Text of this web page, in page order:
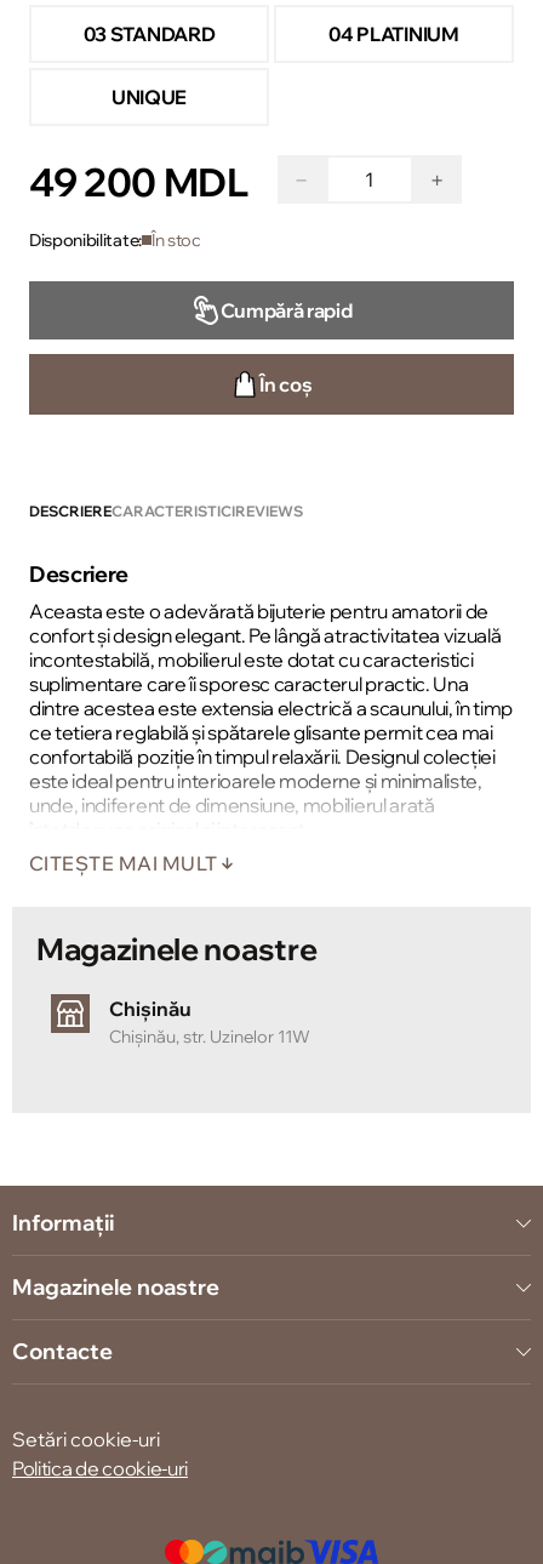
03 STANDARD 04 PLATINIUM
UNIQUE
49 200 MDL − +
Disponibilitate: În stoc
Cumpără rapid
În coș
DESCRIERECARACTERISTICIREVIEWS
Descriere
Aceasta este o adevărată bijuterie pentru amatorii de
confort și design elegant. Pe lângă atractivitatea vizuală
incontestabilă, mobilierul este dotat cu caracteristici
suplimentare care îi sporesc caracterul practic. Una
dintre acestea este extensia electrică a scaunului, în timp
ce tetiera reglabilă și spătarele glisante permit cea mai
confortabilă poziție în timpul relaxării. Designul colecției
este ideal pentru interioarele moderne și minimaliste,
unde, indiferent de dimensiune, mobilierul arată
întotdeauna original și interesant.
CITEȘTE MAI MULT
Magazinele noastre
Chișinău
Chișinău, str. Uzinelor 11W
Informații
Magazinele noastre
Contacte
Setări cookie-uri
Politica de cookie-uri